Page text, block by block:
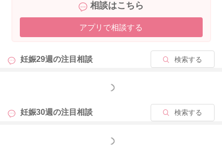
相談はこちら
アプリで相談する
妊娠29週の注目相談 検索する
もっと見る
妊娠30週の注目相談 検索する
もっと見る